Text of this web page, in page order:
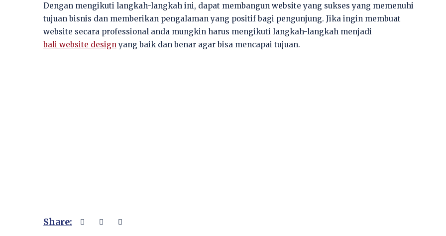
Dengan mengikuti langkah-langkah ini, dapat membangun website yang sukses yang memenuhi
tujuan bisnis dan memberikan pengalaman yang positif bagi pengunjung. Jika ingin membuat
website secara professional anda mungkin harus mengikuti langkah-langkah menjadi
bali website designyang baik dan benar agar bisa mencapai tujuan.
Share: